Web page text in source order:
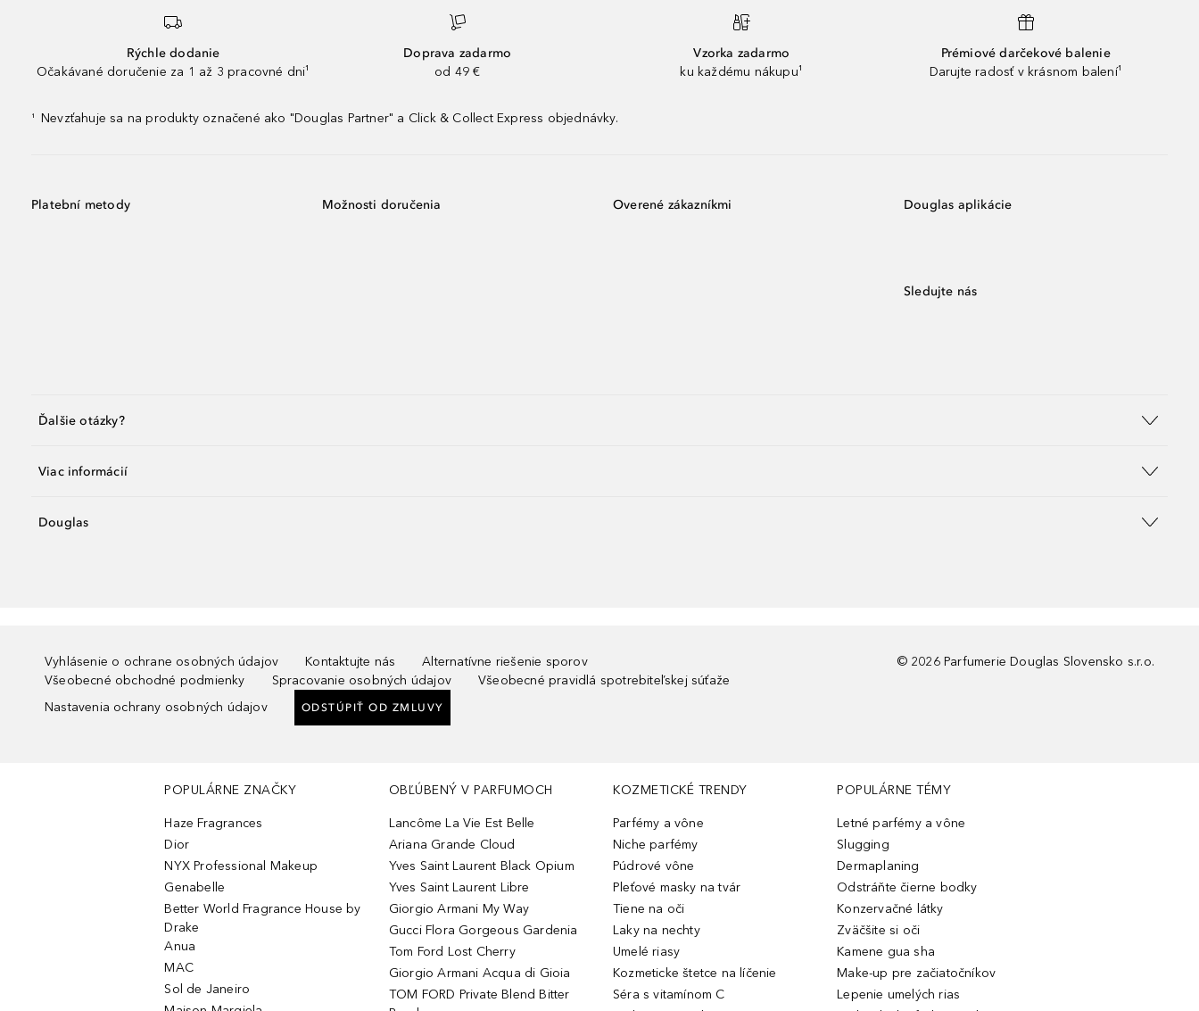
Rýchle dodanie
Očakávané doručenie za 1 až 3 pracovné dni¹
Doprava zadarmo
od 49 €
Vzorka zadarmo
ku každému nákupu¹
Prémiové darčekové balenie
Darujte radosť v krásnom balení¹
¹ Nevzťahuje sa na produkty označené ako "Douglas Partner" a Click & Collect Express objednávky.
Platební metody Možnosti doručenia Overené zákazníkmi Douglas aplikácie
Sledujte nás
Ďalšie otázky?
Viac informácií
Douglas
Vyhlásenie o ochrane osobných údajov Kontaktujte nás
Alternatívne riešenie sporov
Všeobecné obchodné podmienky
Spracovanie osobných údajov
Všeobecné pravidlá spotrebiteľskej súťaže
Nastavenia ochrany osobných údajov
ODSTÚPIŤ OD ZMLUVY
© 2026 Parfumerie Douglas Slovensko s.r.o.
POPULÁRNE ZNAČKY
Haze Fragrances
Dior
NYX Professional Makeup
Genabelle
Better World Fragrance House by
Drake
Anua
MAC
Sol de Janeiro
OBĽÚBENÝ V PARFUMOCH
Lancôme La Vie Est Belle
Ariana Grande Cloud
Yves Saint Laurent Black Opium
Yves Saint Laurent Libre
Giorgio Armani My Way
Gucci Flora Gorgeous Gardenia
Tom Ford Lost Cherry
Giorgio Armani Acqua di Gioia
TOM FORD Private Blend Bitter
KOZMETICKÉ TRENDY
Parfémy a vône
Niche parfémy
Púdrové vône
Pleťové masky na tvár
Tiene na oči
Laky na nechty
Umelé riasy
Kozmeticke štetce na líčenie
Séra s vitamínom C
POPULÁRNE TÉMY
Letné parfémy a vône
Slugging
Dermaplaning
Odstráňte čierne bodky
Konzervačné látky
Zväčšite si oči
Kamene gua sha
Make-up pre začiatočníkov
Lepenie umelých rias